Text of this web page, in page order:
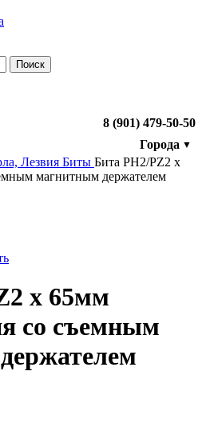
Поиск
8 (901) 479-50-50
Города ▼
Лезвия Биты Бита PH2/PZ2 х
магнитным держателем
х 65мм
со съемным